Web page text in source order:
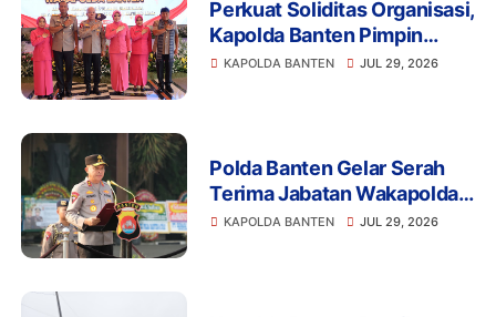
Perkuat Soliditas Organisasi,
Kapolda Banten Pimpin
Pisah Sambut Wakapolda
KAPOLDA BANTEN JUL 29, 2026
Polda Banten Gelar Serah
Terima Jabatan Wakapolda,
PJU, serta Kapolres Cilegon
KAPOLDA BANTEN JUL 29, 2026